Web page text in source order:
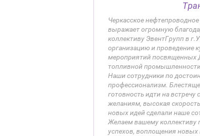
Черкасское
выражает огромную
коллективу ЭвентГрупп в
организацию и проведение
мероприятий посвященных
топливной
Наши сотрудники по
профессионализм.
готовность идти на
желаниям, высокая
новых идей сделали наше
Желаем вашему коллективу
успехов, воплощения новых